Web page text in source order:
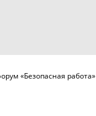
«Безопасная работа»